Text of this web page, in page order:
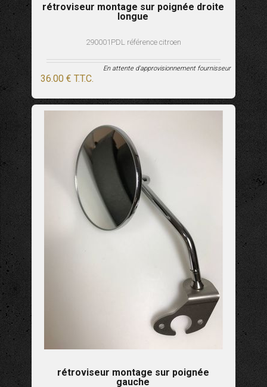
rétroviseur montage sur poignée droite
longue
290001PDL référence citroen
36.00 € T.T.C.
En attente d'approvisionnement fournisseur
rétroviseur montage sur poignée
gauche